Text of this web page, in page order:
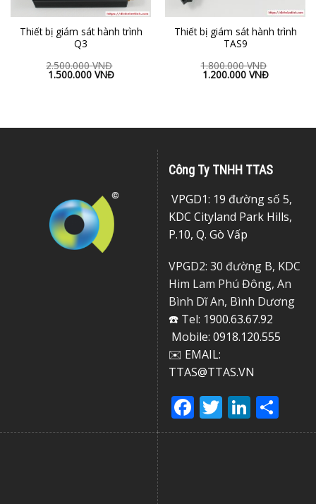
Thiết bị giám sát hành trình
Q3
2.500.000VNĐ
1.500.000 VNĐ
Thiết bị giám sát hành trình
TAS9
1.800.000VNĐ
1.200.000 VNĐ
Công Ty TNHH TTAS
VPGD1: 19 đường số 5,
KDC Cityland Park Hills,
P.10, Q. Gò Vấp
VPGD2: 30 đường B, KDC
Him Lam Phú Đông, An
Bình Dĩ An, Bình Dương
☎️ Tel: 1900.63.67.92
Mobile: 0918.120.555
✉️ EMAIL:
TTAS@TTAS.VN
Facebook
Twitter